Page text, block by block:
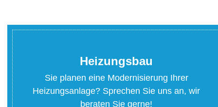
Heizungsbau
Sie planen eine Modernisierung Ihrer
Heizungsanlage? Sprechen Sie uns an, wir
beraten Sie gerne!